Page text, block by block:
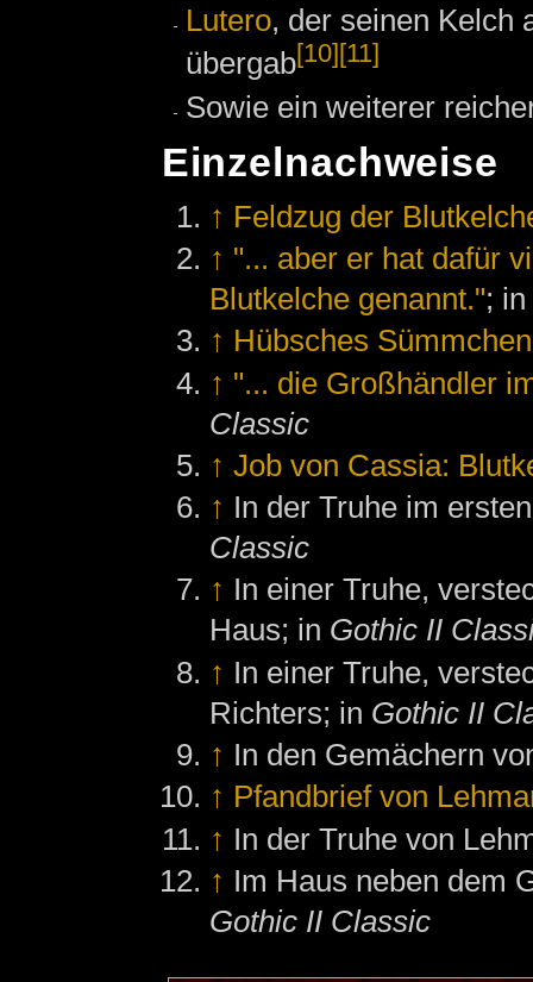
Lutero, der seinen Kelch
übergab[10][11]
Sowie ein weiterer
Einzelnachweise
↑ Feldzug der
↑ "... aber er hat dafür
Blutkelche genannt.";
↑ Hübsches
↑ "... die Großhändler
Classic
↑ Job von Cassia:
↑ In der Truhe im
Classic
↑ In einer Truhe,
Haus; in Gothic II
↑ In einer Truhe,
Richters; in Gothic II
↑ In den Gemächern
↑ Pfandbrief von
↑ In der Truhe von
↑ Im Haus neben dem
Gothic II Classic